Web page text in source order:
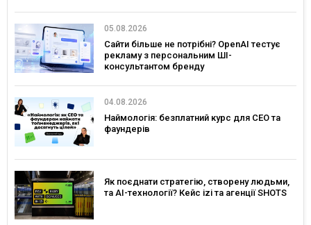
05.08.2026
Сайти більше не потрібні? OpenAI тестує
рекламу з персональним ШІ-
консультантом бренду
04.08.2026
Наймологія: безплатний курс для CEO та
фаундерів
Як поєднати стратегію, створену людьми,
та AI-технології? Кейс izi та агенції SHOTS